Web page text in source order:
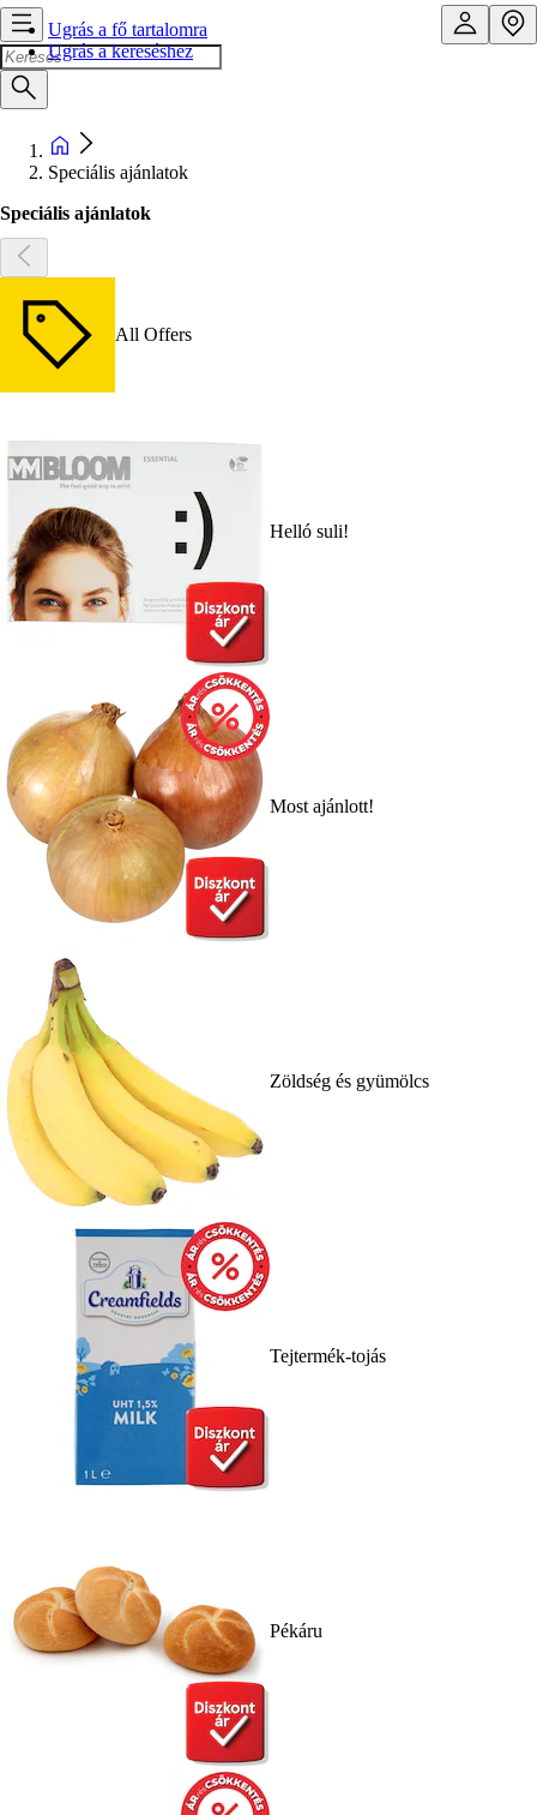
Ugrás a fő tartalomra
Ugrás a kereséshez
Speciális ajánlatok
Speciális ajánlatok
All Offers
Helló suli!
Most ajánlott!
Zöldség és gyümölcs
Tejtermék-tojás
Pékáru